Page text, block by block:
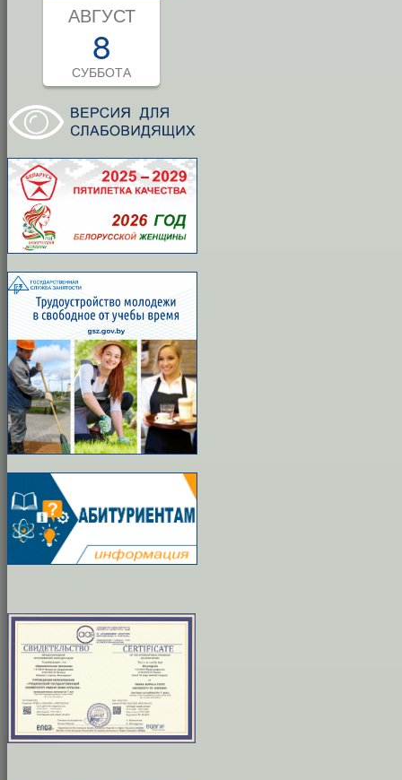
АВГУСТ
8
СУББОТА